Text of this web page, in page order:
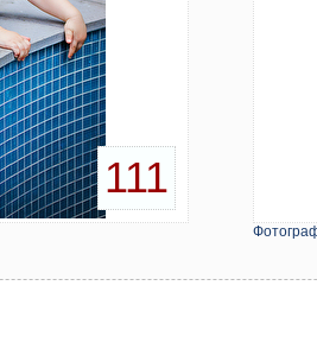
111